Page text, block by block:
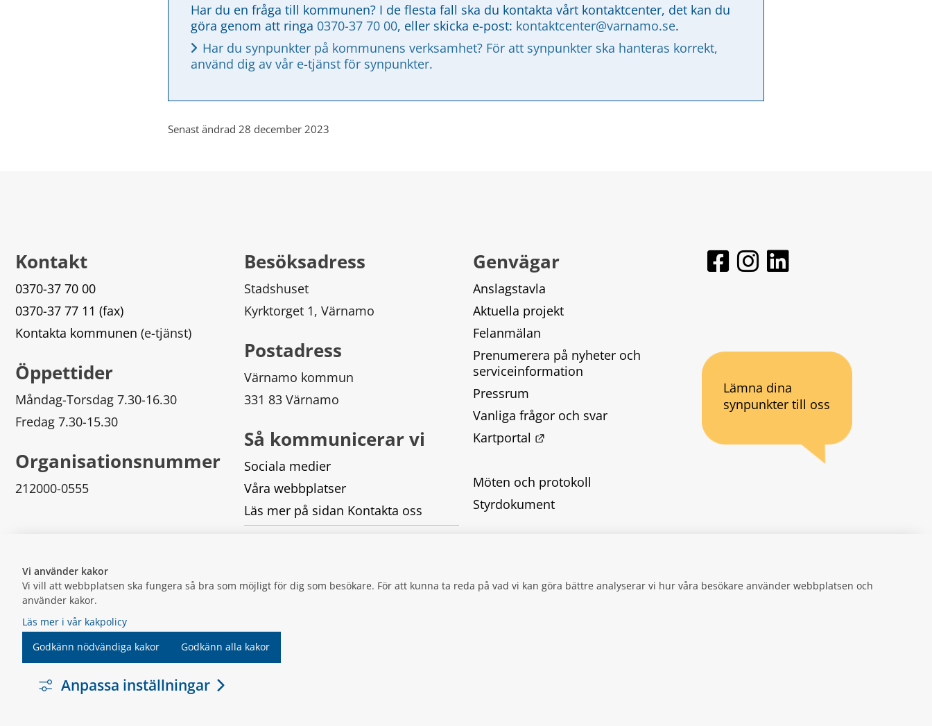
Vi använder kakor
Vi vill att webbplatsen ska fungera så bra som möjligt för dig som besökare. För att kunna ta reda på vad vi kan göra bättre analyserar vi hur våra besökare använder webbplatsen och
använder kakor.
Läs mer i vår kakpolicy
Godkänn nödvändiga kakor
Godkänn alla kakor
Anpassa inställningar
Har du en fråga till kommunen? I de flesta fall ska du kontakta vårt kontaktcenter, det kan du
göra genom att ringa 0370-37 70 00, eller skicka e-post: kontaktcenter@varnamo.se.
Har du synpunkter på kommunens verksamhet? För att synpunkter ska hanteras korrekt,
använd dig av vår e-tjänst för synpunkter.
Senast ändrad 28 december 2023
Kontakt
0370-37 70 00
0370-37 77 11 (fax)
Kontakta kommunen (e-tjänst)
Öppettider
Måndag-Torsdag 7.30-16.30
Fredag 7.30-15.30
Organisationsnummer
212000-0555
Besöksadress
Stadshuset
Kyrktorget 1, Värnamo
Postadress
Värnamo kommun
331 83 Värnamo
Så kommunicerar vi
Sociala medier
Våra webbplatser
Läs mer på sidan Kontakta oss
Genvägar
Anslagstavla
Aktuella projekt
Felanmälan
Prenumerera på nyheter och
serviceinformation
Pressrum
Vanliga frågor och svar
Kartportal
Möten och protokoll
Styrdokument
Kakor
Lämna dina
synpunkter till oss